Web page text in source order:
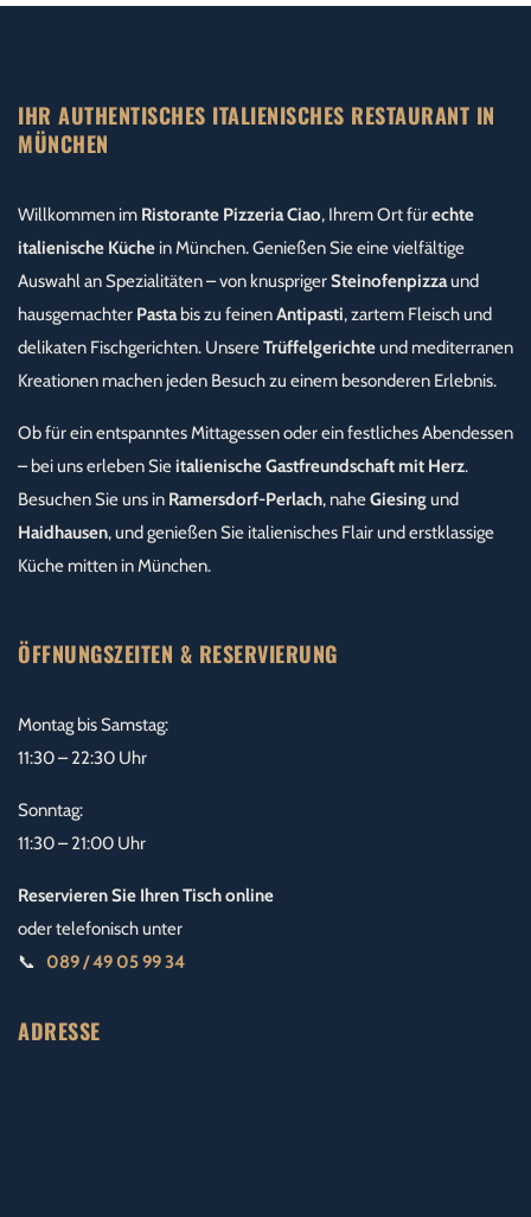
IHR AUTHENTISCHES ITALIENISCHES RESTAURANT IN
MÜNCHEN
Willkommen im Ristorante Pizzeria Ciao, Ihrem Ort fürechte
italienische Küche in München. Genießen Sie eine vielfältige
Auswahl an Spezialitäten – von knusprigerSteinofenpizzaund
hausgemachter Pastabis zu feinenAntipasti, zartem Fleisch und
delikaten Fischgerichten. UnsereTrüffelgerichteund mediterranen
Kreationen machen jeden Besuch zu einem besonderen Erlebnis.
Ob für ein entspanntes Mittagessen oder ein festliches Abendessen
– bei uns erleben Sieitalienische Gastfreundschaft mit Herz.
Besuchen Sie uns in Ramersdorf-Perlach, naheGiesingund
Haidhausen, und genießen Sie italienisches Flair und erstklassige
Küche mitten in München.
ÖFFNUNGSZEITEN & RESERVIERUNG
Montag bis Samstag:
11:30 – 22:30 Uhr
Sonntag:
11:30 – 21:00 Uhr
Reservieren Sie Ihren Tisch online
oder telefonisch unter
📞 089 / 49 05 99 34
ADRESSE